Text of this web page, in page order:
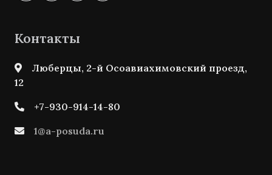
Контакты
Люберцы, 2-й Осоавиахимовский проезд,
12
+7-930-914-14-80
1@a-posuda.ru